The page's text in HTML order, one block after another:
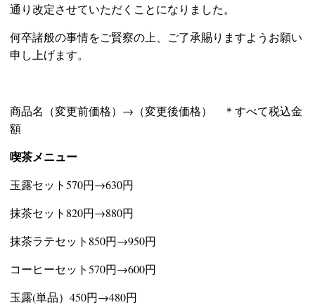
通り改定させていただくことになりました。
何卒諸般の事情をご賢察の上、ご了承賜りますようお願い
申し上げます。
商品名（変更前価格）→（変更後価格） ＊すべて税込金
額
喫茶メニュー
玉露セット570円→630円
抹茶セット820円→880円
抹茶ラテセット850円→950円
コーヒーセット570円→600円
玉露(単品）450円→480円